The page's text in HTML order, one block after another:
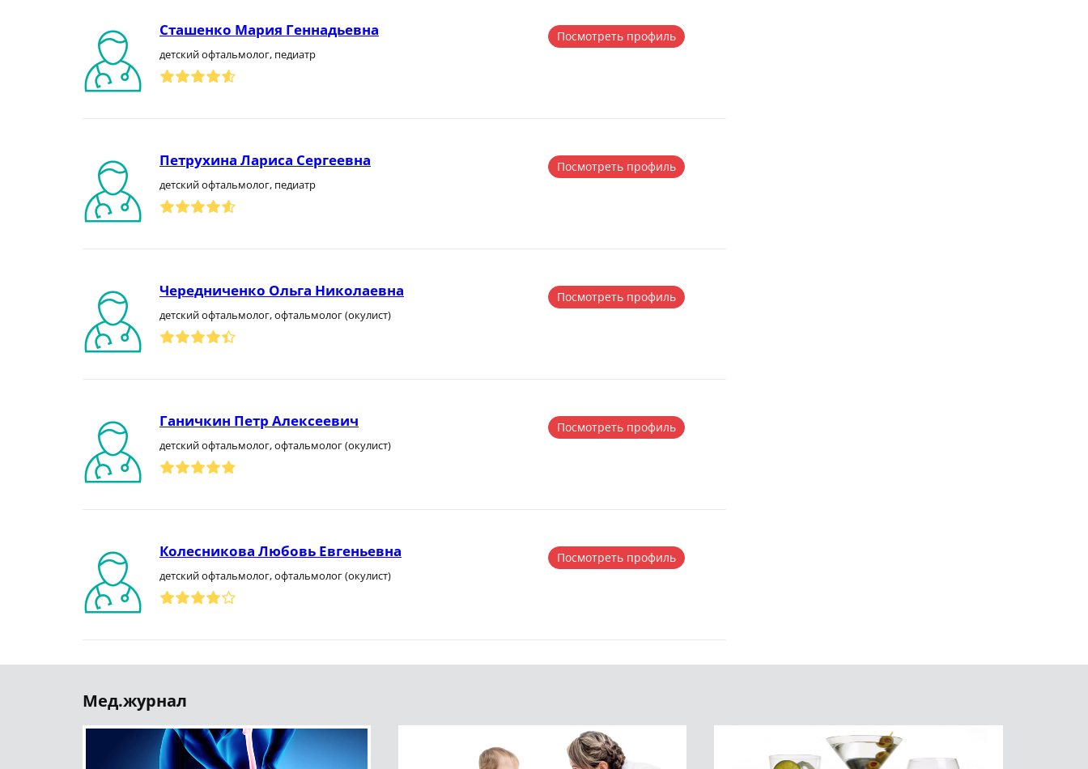
Сташенко Мария Геннадьевна
детский офтальмолог, педиатр
Посмотреть профиль
Петрухина Лариса Сергеевна
детский офтальмолог, педиатр
Посмотреть профиль
Чередниченко Ольга Николаевна
детский офтальмолог, офтальмолог (окулист)
Посмотреть профиль
Ганичкин Петр Алексеевич
детский офтальмолог, офтальмолог (окулист)
Посмотреть профиль
Колесникова Любовь Евгеньевна
детский офтальмолог, офтальмолог (окулист)
Посмотреть профиль
Мед.журнал